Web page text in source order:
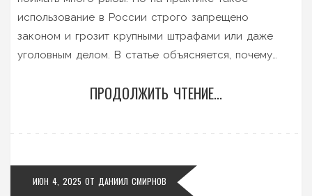
использование в России строго запрещено
законом и грозит крупными штрафами или даже
уголовным делом. В статье объясняется, почему
запрещают и что грозит тем, кто решится их
избежать неприятностей и выбрать честный подход
к рыбалке.
ПРОДОЛЖИТЬ ЧТЕНИЕ...
ИЮН 4, 2025 ОТ ДАНИИЛ СМИРНОВ